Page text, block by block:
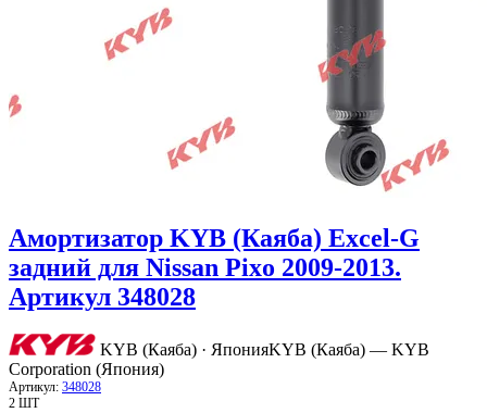
Амортизатор KYB (Каяба) Excel-G
задний для Nissan Pixo 2009-2013.
Артикул 348028
KYB (Каяба) · ЯпонияKYB (Каяба) — KYB
Corporation (Япония)
Артикул: 348028
2 ШТ